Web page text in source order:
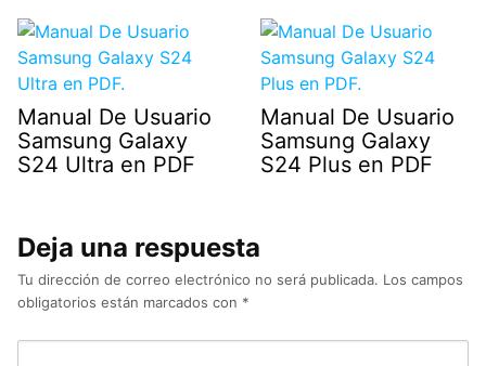
Manual De Usuario
Samsung Galaxy
S24 Ultra en PDF
Manual De Usuario
Samsung Galaxy
S24 Plus en PDF
Deja una respuesta
Tu dirección de correo electrónico no será publicada. Los campos
obligatorios están marcados con *